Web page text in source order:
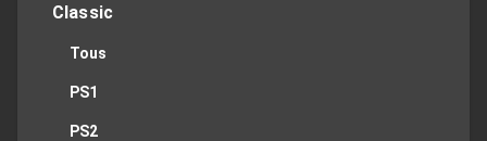
Classic
Tous
PS1
PS2